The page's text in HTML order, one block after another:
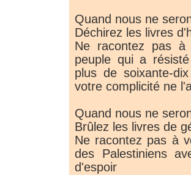
Quand nous ne
Déchirez les livres
Ne racontez pas
peuple qui a
plus de soixante-
votre complicité ne
Quand nous ne
Brûlez les livres de
Ne racontez pas à
des Palestiniens
d'espoir